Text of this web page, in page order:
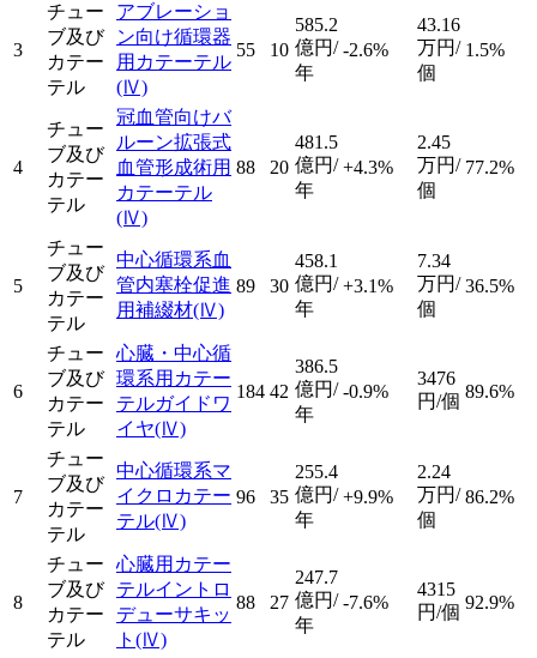
3
チュー
ブ及び
カテー
テル
アブレーショ
ン向け循環器
用カテーテル
(Ⅳ)
55 10
585.2
億円/
年
-2.6%
43.16
万円/
個
1.5%
4
チュー
ブ及び
カテー
テル
冠血管向けバ
ルーン拡張式
血管形成術用
カテーテル
(Ⅳ)
88 20
481.5
億円/
年
+4.3%
2.45
万円/
個
77.2%
5
チュー
ブ及び
カテー
テル
中心循環系血
管内塞栓促進
用補綴材(Ⅳ)
89 30
458.1
億円/
年
+3.1%
7.34
万円/
個
36.5%
6
チュー
ブ及び
カテー
テル
心臓・中心循
環系用カテー
テルガイドワ
イヤ(Ⅳ)
184 42
386.5
億円/
年
-0.9%
3476
円/個 89.6%
7
チュー
ブ及び
カテー
テル
中心循環系マ
イクロカテー
テル(Ⅳ)
96 35
255.4
億円/
年
+9.9%
2.24
万円/
個
86.2%
8
チュー
ブ及び
カテー
テル
心臓用カテー
テルイントロ
デューサキッ
ト (Ⅳ)
88 27
247.7
億円/
年
-7.6%
4315
円/個 92.9%